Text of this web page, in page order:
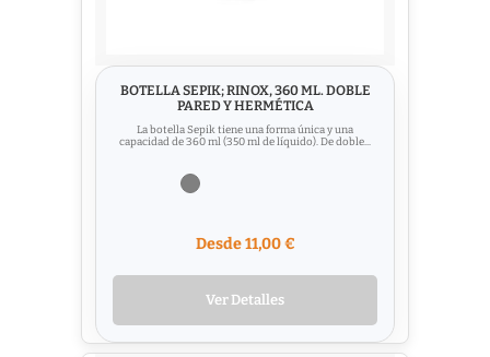
BOTELLA SEPIK; RINOX, 360 ML. DOBLE
PARED Y HERMÉTICA
La botella Sepik tiene una forma única y una
capacidad de 360 ml (350 ml de líquido). De doble...
Desde 11,00 €
Ver Detalles